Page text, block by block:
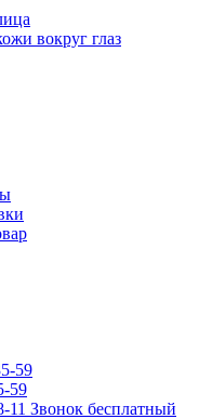
вокруг глаз
59
59
11 Звонок бесплатный